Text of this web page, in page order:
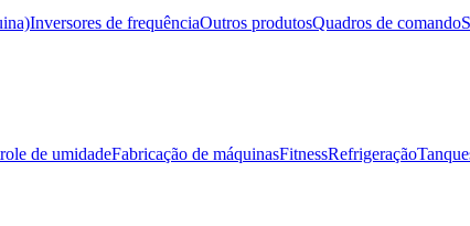
Inversores de frequênciaOutros produtosQuadros de comando
de umidadeFabricação de máquinasFitnessRefrigeração